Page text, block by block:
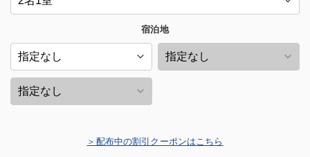
宿泊地
＞配布中の割引クーポンはこちら